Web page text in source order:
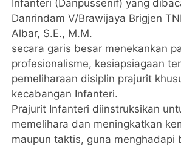
Infanteri (Danpussenif) yang
Danrindam V/Brawijaya Brigjen
Albar, S.E., M.M.
secara garis besar menekankan
profesionalisme, kesiapsiagaan
pemeliharaan disiplin prajurit
kecabangan Infanteri.
Prajurit Infanteri diinstruksikan
memelihara dan meningkatkan
maupun taktis, guna menghadapi